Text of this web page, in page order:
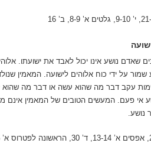
שאדם נושע אינו יכול לאבד את ישועתו.
על ידי כוח אלוהים לישועה. המאמין
עקב דבר מה שהוא עשה או דבר מה
אי פעם. המעשים הטובים של המאמין אינם
נושע.